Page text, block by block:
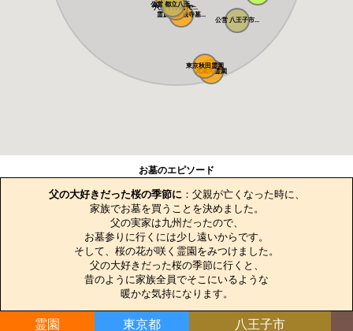
武蔵岡霊園
霊慶山妙観寺墓...
高級公園墓地 ...
八王子浄苑 で...
東京秋田霊園
公営 都立八王...
公営 八王子市...
お墓のエピソード
父の大好きだった桜の季節に ：父親が亡くなった時に、
家族でお墓を買うことを決めました。
父の実家は九州だったので、
お墓参りに行くには少し遠いからです。
そして、桜の花が咲く霊園をみつけました。
父の大好きだった桜の季節に行くと、
昔のように家族全員でそこにいるような
暖かな気持になります。
霊園 東京都 八王子市